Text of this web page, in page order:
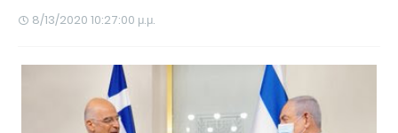
8/13/2020 10:27:00 μ.μ.